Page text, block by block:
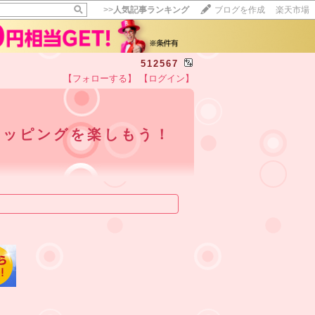
>>人気記事ランキング ブログを作成 楽天市場
512567
【フォローする】
【ログイン】
ピングを楽しもう！